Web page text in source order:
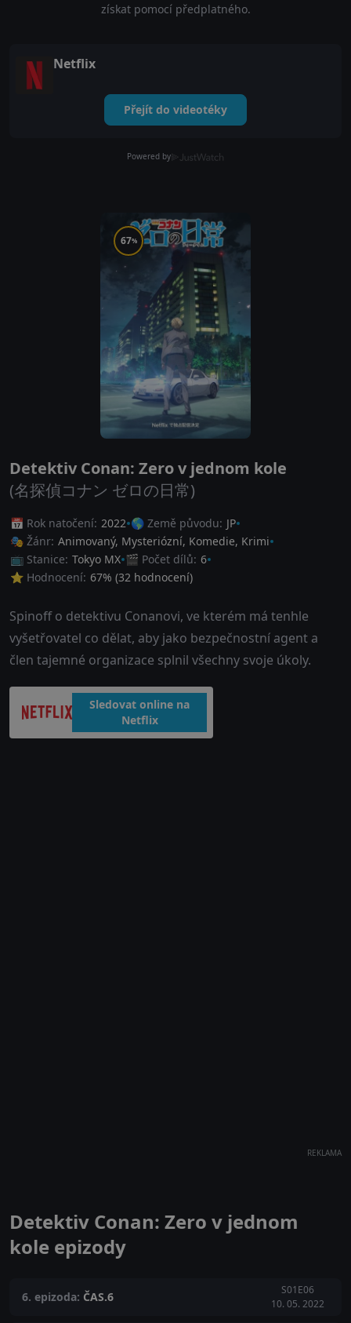
získat pomocí předplatného.
Netflix
Přejít do videotéky
Powered by
67%
Detektiv Conan: Zero v jednom kole
(名探偵コナン ゼロの日常)
📅 Rok natočení: 2022 🌎 Země původu: JP
🎭 Žánr: Animovaný, Mysteriózní, Komedie, Krimi
📺 Stanice: Tokyo MX 🎬 Počet dílů: 6
⭐ Hodnocení: 67% (32 hodnocení)
Spinoff o detektivu Conanovi, ve kterém má tenhle
vyšetřovatel co dělat, aby jako bezpečnostní agent a
člen tajemné organizace splnil všechny svoje úkoly.
Sledovat online na
Netflix
REKLAMA
Detektiv Conan: Zero v jednom
kole epizody
6. epizoda: ČAS.6
S01E06
10. 05. 2022